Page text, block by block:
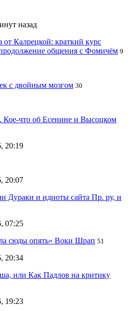
назад
от Калрецкой: краткий курс
общения с Фомичём 9
с двойным мозгом 30
что об Есенине и Высоцком
20:19
20:07
Дураки и идиоты сайта Пр. ру, и
07:25
сюды опять» Воки Шрап 51
20:34
или Как Падлов на критику
19:23